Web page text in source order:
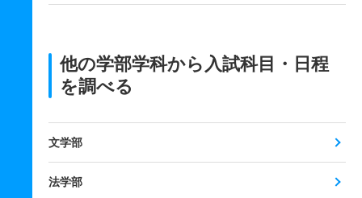
他の学部学科から入試科目・日程
を調べる
文学部
法学部